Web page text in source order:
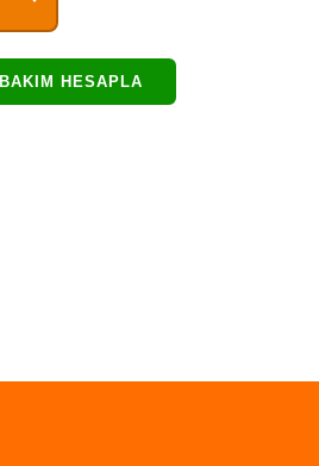
BAKIM HESAPLA